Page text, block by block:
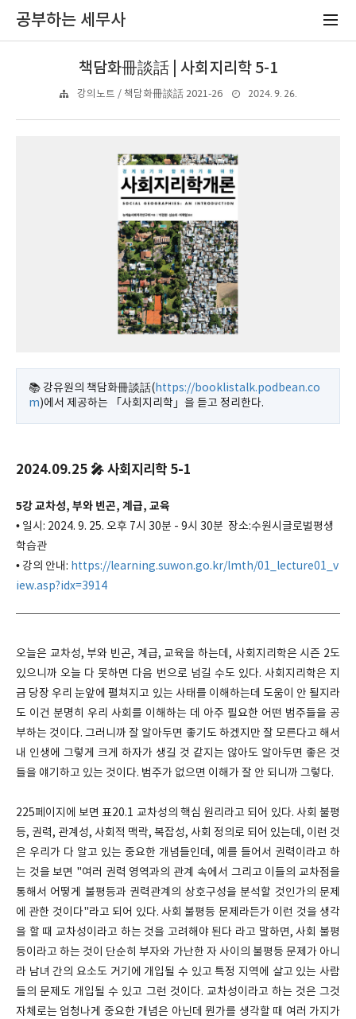
공부하는 세무사
책담화冊談話 | 사회지리학 5-1
강의노트 / 책담화冊談話 2021-26 2024. 9. 26.
📚 강유원의 책담화冊談話( https://booklistalk.podbean.co
m)에서 제공하는 「사회지리학」을 듣고 정리한다.
2024.09.25 🎤 사회지리학 5-1
5강 교차성, 부와 빈곤, 계급, 교육
• 일시: 2024. 9. 25. 오후 7시 30분 - 9시 30분 장소:수원시글로벌평생
학습관
• 강의 안내: https://learning.suwon.go.kr/lmth/01_lecture01_v
iew.asp?idx=3914
오늘은 교차성, 부와 빈곤, 계급, 교육을 하는데, 사회지리학은 시즌 2도
있으니까 오늘 다 못하면 다음 번으로 넘길 수도 있다. 사회지리학은 지
금 당장 우리 눈앞에 펼쳐지고 있는 사태를 이해하는데 도움이 안 될지라
도 이건 분명히 우리 사회를 이해하는 데 아주 필요한 어떤 범주들을 공
부하는 것이다. 그러니까 잘 알아두면 좋기도 하겠지만 잘 모른다고 해서
내 인생에 그렇게 크게 하자가 생길 것 같지는 않아도 알아두면 좋은 것
들을 얘기하고 있는 것이다. 범주가 없으면 이해가 잘 안 되니까 그렇다.
225페이지에 보면 표20.1 교차성의 핵심 원리라고 되어 있다. 사회 불평
등, 권력, 관계성, 사회적 맥락, 복잡성, 사회 정의로 되어 있는데, 이런 것
은 우리가 다 알고 있는 중요한 개념들인데, 예를 들어서 권력이라고 하
는 것을 보면 "여러 권력 영역과의 관계 속에서 그리고 이들의 교차점을
통해서 어떻게 불평등과 권력관계의 상호구성을 분석할 것인가의 문제
에 관한 것이다"라고 되어 있다. 사회 불평등 문제라든가 이런 것을 생각
을 할 때 교차성이라고 하는 것을 고려해야 된다 라고 말하면, 사회 불평
등이라고 하는 것이 단순히 부자와 가난한 자 사이의 불평등 문제가 아니
라 남녀 간의 요소도 거기에 개입될 수 있고 특정 지역에 살고 있는 사람
들의 문제도 개입될 수 있고 그런 것이다. 교차성이라고 하는 것은 그것
자체로는 엄청나게 중요한 개념은 아닌데 뭔가를 생각할 때 여러 가지가